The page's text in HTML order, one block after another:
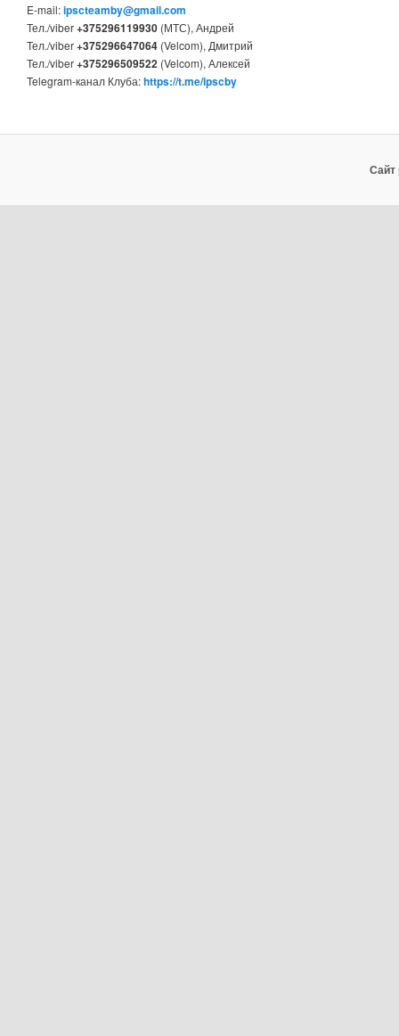
E-mail:ipscteamby@gmail.com
Тел./viber+375296119930 (МТС), Андрей
Тел./viber+375296647064 (Velcom), Дмитрий
Тел./viber+375296509522 (Velcom), Алексей
Telegram-канал Клуба:https://t.me/ipscby
Сайт